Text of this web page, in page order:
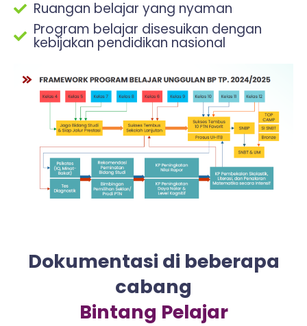
Ruangan belajar yang nyaman
Program belajar disesuikan dengan
kebijakan pendidikan nasional
Dokumentasi di beberapa
cabang
Bintang Pelajar